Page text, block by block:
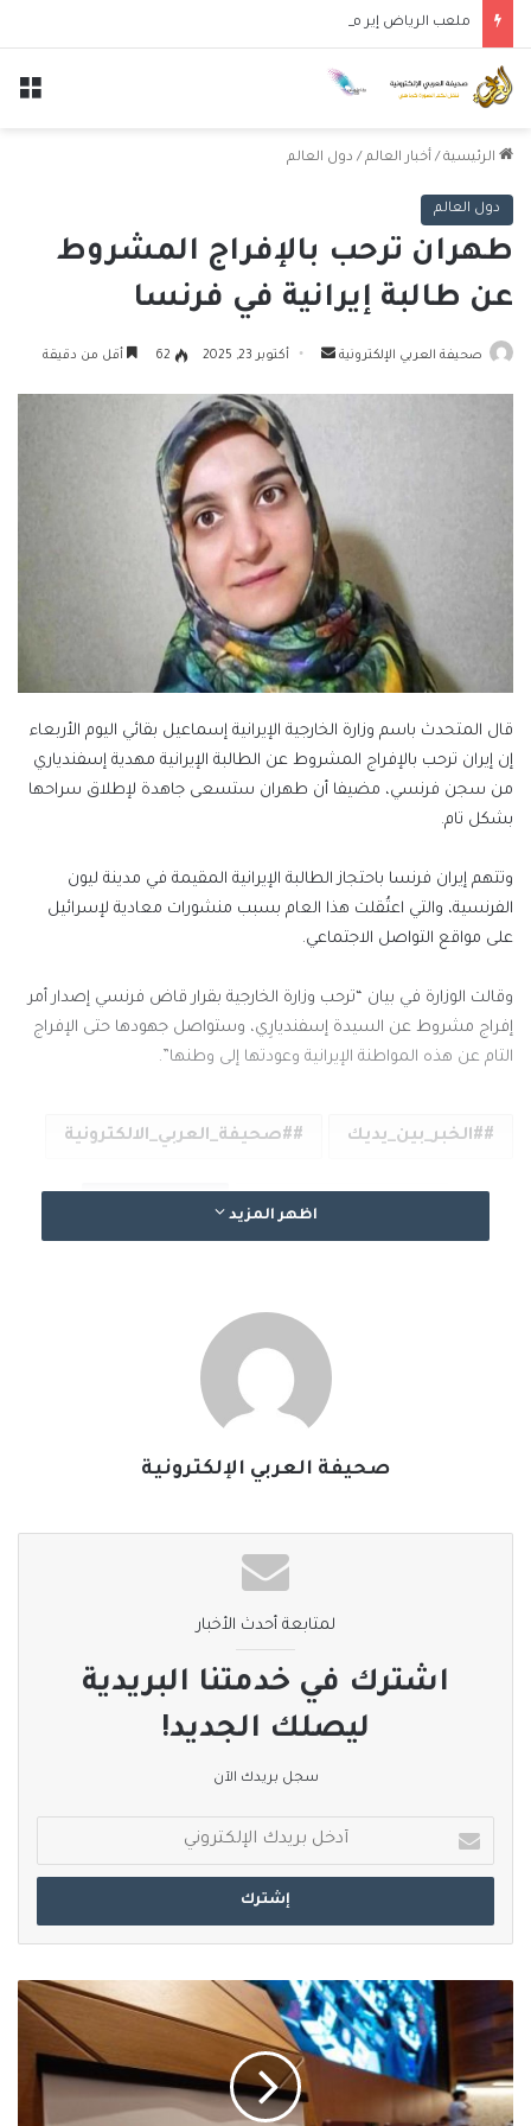
الرئيسية / أخبار العالم / دول العالم
دول العالم
طهران ترحب بالإفراج المشروط
عن طالبة إيرانية في فرنسا
صحيفة العربي الإلكترونية
أرسل
إلكترونيا
أكتوبر 23, 2025 62 أقل من دقيقة
قال المتحدث باسم وزارة الخارجية الإيرانية إسماعيل بقائي اليوم الأربعاء
إن إيران ترحب بالإفراج المشروط عن الطالبة الإيرانية مهدية إسفندياري
من سجن فرنسي، مضيفا أن طهران ستسعى جاهدة لإطلاق سراحها
بشكل تام.
وتتهم إيران فرنسا باحتجاز الطالبة الإيرانية المقيمة في مدينة ليون
الفرنسية، والتي اعتُقلت هذا العام بسبب منشورات معادية لإسرائيل
على مواقع التواصل الاجتماعي.
وقالت الوزارة في بيان “ترحب وزارة الخارجية بقرار قاض فرنسي إصدار أمر
إفراج مشروط عن السيدة إسفنديارِي، وستواصل جهودها حتى الإفراج
التام عن هذه المواطنة الإيرانية وعودتها إلى وطنها”.
#الخبر_بين_يديك #صحيفة_العربي_الالكترونية
اظهر المزيد
صحيفة العربي الإلكترونية
لمتابعة أحدث الأخبار
اشترك في خدمتنا البريدية
ليصلك الجديد!
سجل بريدك الآن
بريدك
الإلكتروني
منظمة
الصحة
العالمية
تقود
إجلاء
طبيا